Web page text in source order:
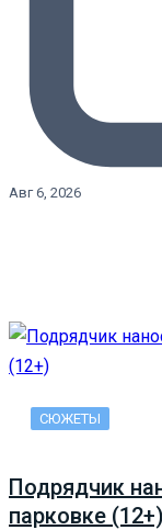
Авг 6, 2026
СЮЖЕТЫ
Подрядчик
парковке (12+)